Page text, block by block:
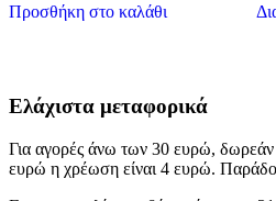
Προσθήκη στο καλάθι
Ελάχιστα μεταφορικά
Για αγορές άνω των 30 ευρώ,
ευρώ η χρέωση είναι 4 ευρώ.